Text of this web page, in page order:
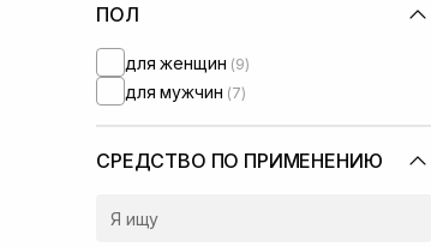
Manyo Factory
Melume(+3)
Needly
Patchology(+8)
Pure Paw Paw (+1)
SISTERS
ПОЛ
для женщин (9)
для мужчин (7)
СРЕДСТВО ПО ПРИМЕНЕНИЮ